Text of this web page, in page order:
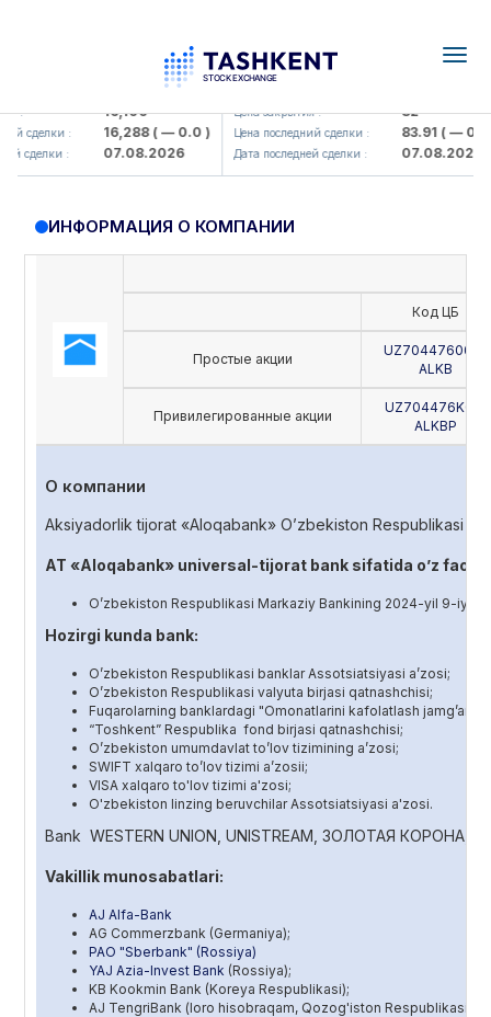
: 16,100
сделки : 16,288( — 0.0 )
сделки : 07.08.2026
KFSK (<Kafolat sug'urta
Цена закрытия : 82
Цена последний сделки : 83.91( — 0.0 )
Дата последней сделки : 07.08.2026
ИНФОРМАЦИЯ О КОМПАНИИ
Код ЦБ
Простые акции
UZ7044760005
ALKB
Привилегированные акции
UZ704476K019
ALKBP
О компании
Aksiyadorlik tijorat «Aloqabank» O’zbekiston Respublikasi
AT «Aloqabank» universal-tijorat bank sifatida o’z
O’zbekiston Respublikasi Markaziy Bankining 2024-yil 9-
Hozirgi kunda bank:
O’zbekiston Respublikasi banklar Assotsiatsiyasi a’zosi;
O’zbekiston Respublikasi valyuta birjasi qatnashchisi;
Fuqarolarning banklardagi "Omonatlarini kafolatlash
“Toshkent” Respublika fond birjasi qatnashchisi;
O’zbekiston umumdavlat to’lov tizimining a’zosi;
SWIFT xalqaro to’lov tizimi a’zosii;
VISA xalqaro to'lov tizimi a'zosi;
O'zbekiston linzing beruvchilar Assotsiatsiyasi a'zosi.
Bank WESTERN UNION, UNISTREAM, ЗОЛОТАЯ КОРОНА,
Vakillik munosabatlari:
AJ Alfa-Bank
AG Commerzbank (Germaniya);
PAO "Sberbank" (Rossiya)
YAJ Azia-Invest Bank (Rossiya);
KB Kookmin Bank (Koreya Respublikasi);
AJ TengriBank (loro hisobraqam, Qozog'iston Respublikasi);